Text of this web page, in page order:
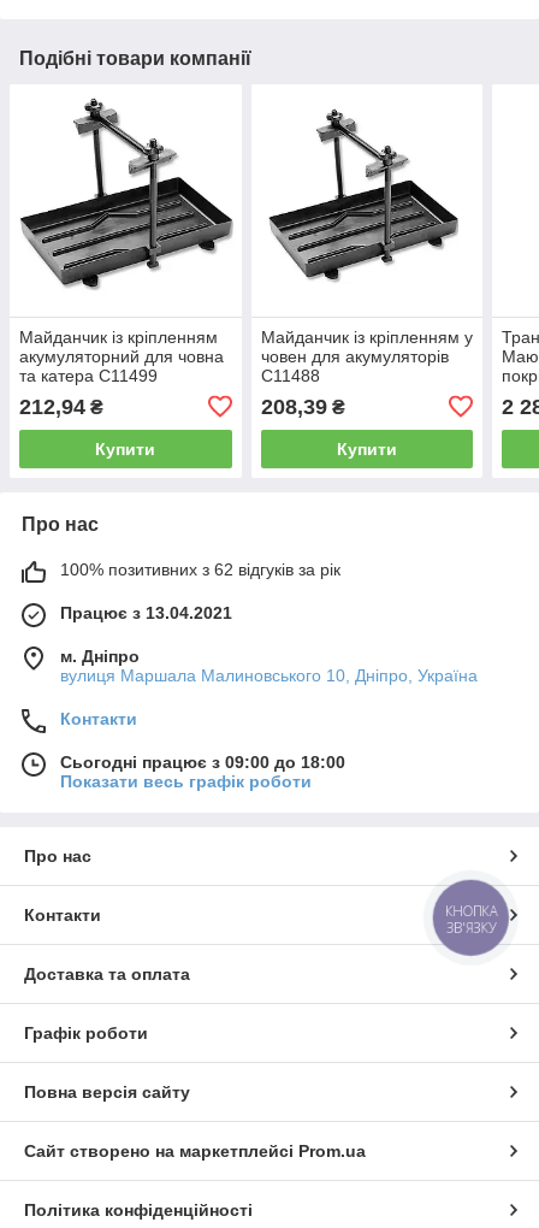
Подібні товари компанії
Майданчик із кріпленням
акумуляторний для човна
та катера C11499
212,94 ₴
Купити
Майданчик із кріпленням у
човен для акумуляторів
C11488
208,39₴
Купити
2
Про нас
100% позитивних з 62 відгуків за рік
Працює з 13.04.2021
м. Дніпро
вулиця Маршала Малиновського 10, Дніпро, Україна
Контакти
Сьогодні працює з 09:00 до 18:00
Показати весь графік роботи
Про нас
Контакти
Доставка та оплата
Графік роботи
Повна версія сайту
Сайт створено на маркетплейсі Prom.ua
Політика конфіденційності
КНОПКА
ЗВ'ЯЗКУ